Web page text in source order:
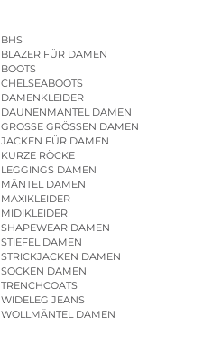
BHS
BLAZER FÜR DAMEN
BOOTS
CHELSEABOOTS
DAMENKLEIDER
DAUNENMÄNTEL DAMEN
GROSSE GRÖSSEN DAMEN
JACKEN FÜR DAMEN
KURZE RÖCKE
LEGGINGS DAMEN
MÄNTEL DAMEN
MAXIKLEIDER
MIDIKLEIDER
SHAPEWEAR DAMEN
STIEFEL DAMEN
STRICKJACKEN DAMEN
SOCKEN DAMEN
TRENCHCOATS
WIDELEG JEANS
WOLLMÄNTEL DAMEN